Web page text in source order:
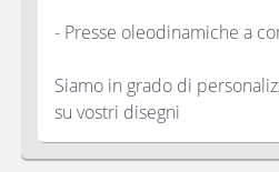
- Presse oleodinamiche a
Siamo in grado di
su vostri disegni